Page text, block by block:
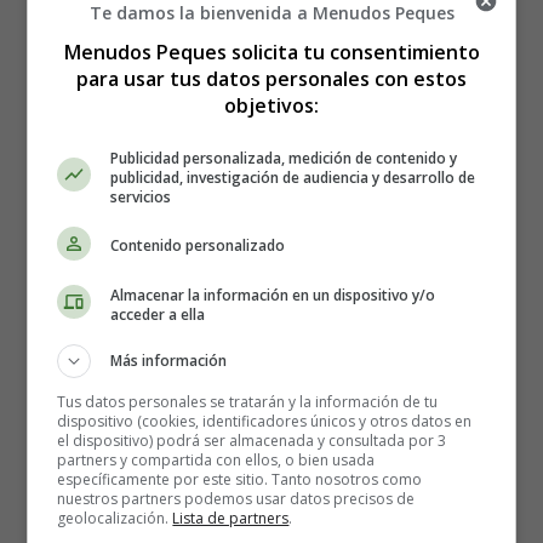
tener todos los ingredientes
necesarios:
200 gramos de setas (puedes usar champiñones, setas
shiitake o cualquier otra variedad que te guste)
1 cebolla pequeña
2 cucharadas de perejil fresco picado
Sal y pimienta al gusto
Ahora que tienes todo preparado, es
hora de empezar a cocinar. Sigue
estos pasos:
Te damos la bienvenida a Menudos Peques
Menudos Peques solicita tu consentimiento
para usar tus datos personales con estos
objetivos:
Publicidad personalizada, medición de contenido y
publicidad, investigación de audiencia y desarrollo de
servicios
Contenido personalizado
Almacenar la información en un dispositivo y/o
acceder a ella
Más información
Tus datos personales se tratarán y la información de tu
dispositivo (cookies, identificadores únicos y otros datos en
el dispositivo) podrá ser almacenada y consultada por 3
partners y compartida con ellos, o bien usada
específicamente por este sitio. Tanto nosotros como
nuestros partners podemos usar datos precisos de
geolocalización. Lista de partners.